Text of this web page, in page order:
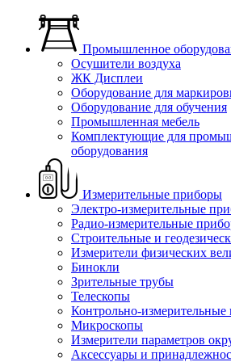
Промышленное
Осушители воздуха
ЖК Дисплеи
Оборудование для
Оборудование для обучения
Промышленная мебель
Комплектующие для
оборудования
Измерительные приборы
Электро-измерительные
Радио-измерительные
Строительные и
Измерители физических
Бинокли
Зрительные трубы
Телескопы
Контрольно-
Микроскопы
Измерители параметров
Аксессуары и